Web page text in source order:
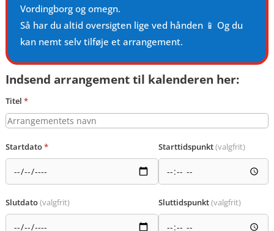
Vordingborg og omegn.
Så har du altid oversigten lige ved hånden 📱 Og du
kan nemt selv tilføje et arrangement.
Indsend arrangement til kalenderen her:
Titel *
Startdato* Starttidspunkt(valgfrit)
Slutdato(valgfrit) Sluttidspunkt(valgfrit)